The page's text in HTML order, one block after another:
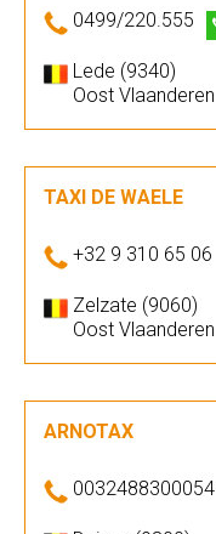
0499/220.555
Lede (9340)
Oost Vlaanderen
TAXI DE WAELE
+32 9 310 65 06
Zelzate (9060)
Oost Vlaanderen
ARNOTAX
0032488300054